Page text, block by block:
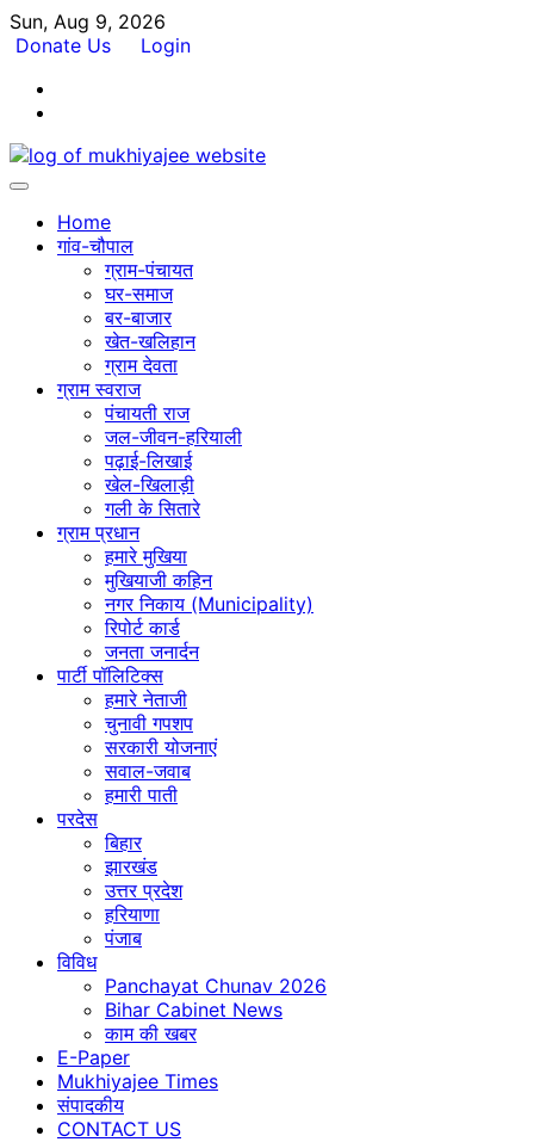
Skip
to
Sun, Aug 9, 2026
Donate Us
Login
Home
गांव-चौपाल
ग्राम-पंचायत
घर-समाज
बर-बाजार
खेत-खलिहान
ग्राम देवता
ग्राम स्वराज
पंचायती राज
जल-जीवन-हरियाली
पढ़ाई-लिखाई
खेल-खिलाड़ी
गली के सितारे
ग्राम प्रधान
हमारे मुखिया
मुखियाजी कहिन
नगर निकाय (Municipality)
रिपोर्ट कार्ड
जनता जनार्दन
पार्टी पॉलिटिक्स
हमारे नेताजी
चुनावी गपशप
सरकारी योजनाएं
सवाल-जवाब
हमारी पाती
परदेस
बिहार
झारखंड
उत्तर प्रदेश
हरियाणा
पंजाब
विविध
Panchayat Chunav 2026
Bihar Cabinet News
काम की खबर
E-Paper
Mukhiyajee Times
संपादकीय
CONTACT US